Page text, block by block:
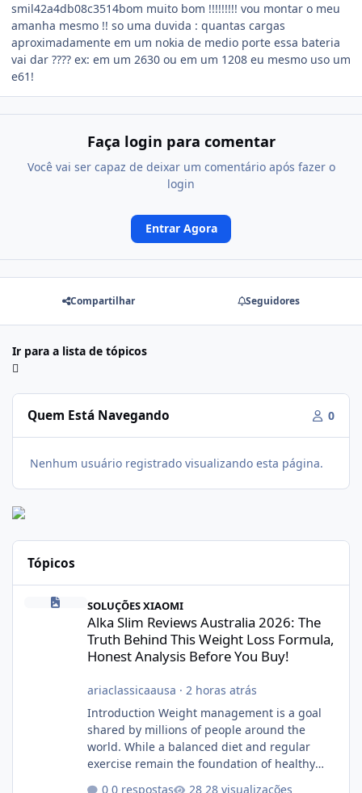
smil42a4db08c3514bom muito bom !!!!!!!!! vou montar o meu
amanha mesmo !! so uma duvida : quantas cargas
aproximadamente em um nokia de medio porte essa bateria
vai dar ???? ex: em um 2630 ou em um 1208 eu mesmo uso um
e61!
Faça login para comentar
Você vai ser capaz de deixar um comentário após fazer o
login
Entrar Agora
Compartilhar Seguidores
Ir para a lista de tópicos
Quem Está Navegando 0
Nenhum usuário registrado visualizando esta página.
Tópicos
Alka Slim Reviews Australia 2026: The Truth Behind This
SOLUÇÕES XIAOMI
Alka Slim Reviews Australia 2026: The
Truth Behind This Weight Loss Formula,
Honest Analysis Before You Buy!
ariaclassicaausa · 2 horas atrás
Introduction Weight management is a goal
shared by millions of people around the
world. While a balanced diet and regular
exercise remain the foundation of healthy
0 respostas 28 visualizações